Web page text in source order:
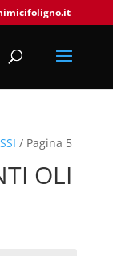
/ Pagina 5
OLI